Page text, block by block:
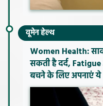
वूमेन हेल्थ
Women Health:
सकती है दर्द,
बचने के लिए अपनाएं